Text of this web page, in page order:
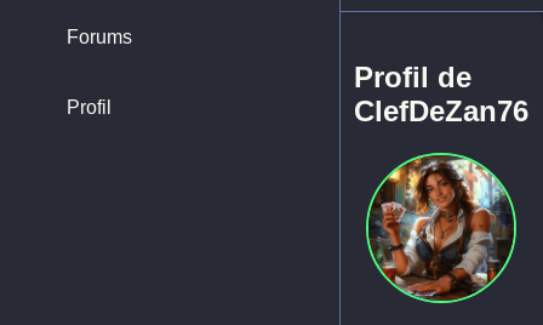
Forums
Profil
Profil de
ClefDeZan76